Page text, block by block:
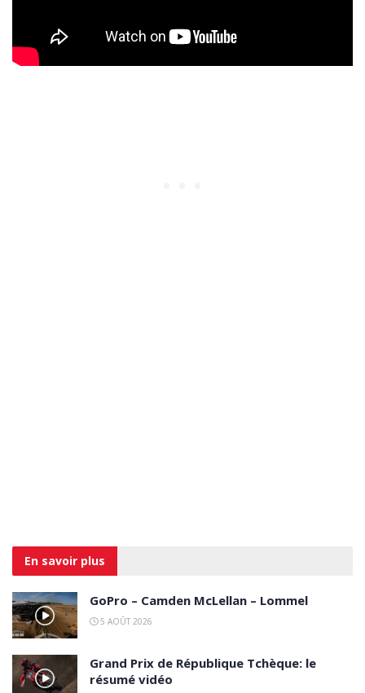
En savoir plus
GoPro – Camden McLellan – Lommel
5 AOÛT 2026
Grand Prix de République Tchèque: le
résumé vidéo